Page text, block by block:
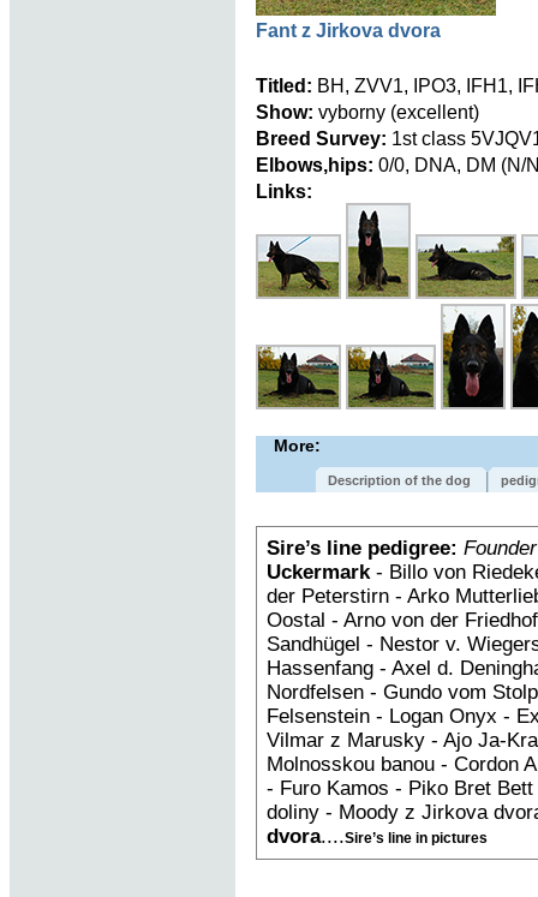
Fant z Jirkova dvora
Titled: BH, ZVV1, IPO3, IFH1,
Show: vyborny (excellent)
Breed Survey: 1st class
Elbows,hips: 0/0, DNA, DM (N/
Links:
More:
Description of the dog
Sire’s line pedigree: Founder
Uckermark- Billo von
der Peterstirn - Arko
Oostal - Arno von der
Sandhügel - Nestor v.
Hassenfang - Axel d.
Nordfelsen - Gundo vom
Felsenstein - Logan Onyx -
Vilmar z Marusky - Ajo Ja-
Molnosskou banou - Cordon
- Furo Kamos - Piko Bret
doliny - Moody z Jirkova
dvora....Sire’s line in pictures